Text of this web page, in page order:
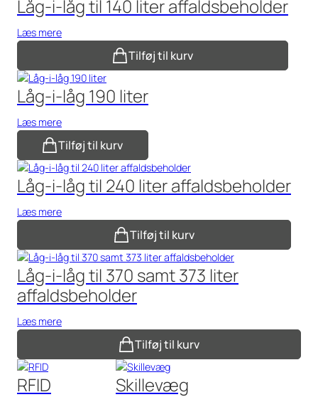
Låg-i-låg til 140 liter affaldsbeholder
Læs mere
Tilføj til kurv
Låg-i-låg 190 liter
Læs mere
Tilføj til kurv
Låg-i-låg til 240 liter affaldsbeholder
Læs mere
Tilføj til kurv
Låg-i-låg til 370 samt 373 liter
affaldsbeholder
Læs mere
Tilføj til kurv
RFID Skillevæg